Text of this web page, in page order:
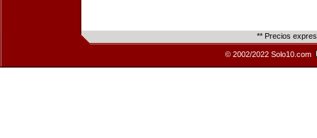
** Precios
© 2002/2022 Solo10.com